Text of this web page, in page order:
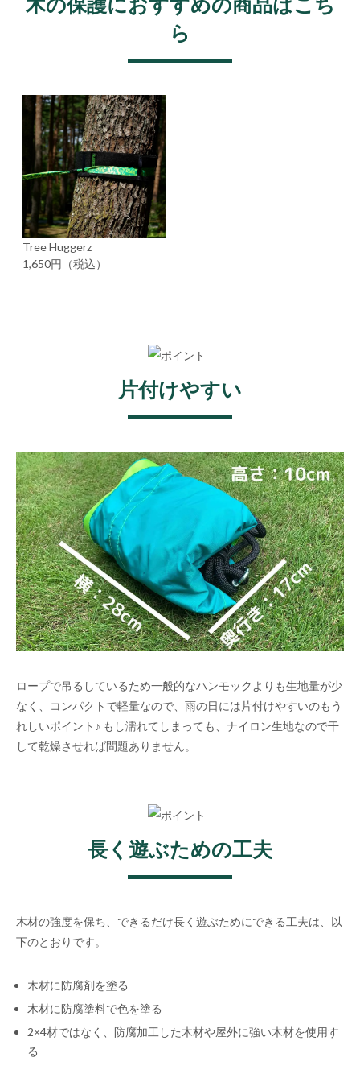
ら
Tree Huggerz
1,650円（税込）
片付けやすい
ロープで吊るしているため一般的なハンモックよりも生地量が少
なく、コンパクトで軽量なので、雨の日には片付けやすいのもう
れしいポイント♪ もし濡れてしまっても、ナイロン生地なので干
して乾燥させれば問題ありません。
長く遊ぶための工夫
木材の強度を保ち、できるだけ長く遊ぶためにできる工夫は、以
下のとおりです。
木材に防腐剤を塗る
木材に防腐塗料で色を塗る
2×4材ではなく、防腐加工した木材や屋外に強い木材を使用す
る